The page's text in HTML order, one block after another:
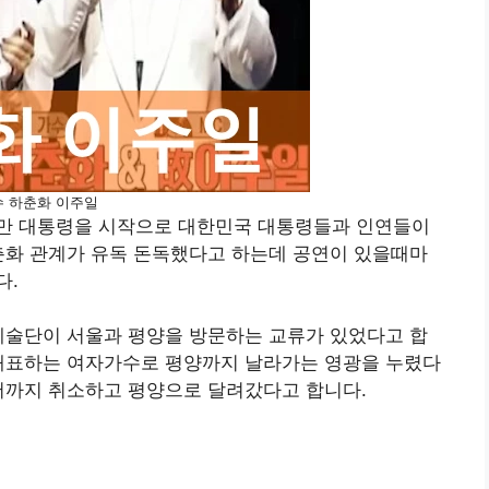
하춘화 이주일
대통령을 시작으로 대한민국 대통령들과 인연들이
관계가 유독 돈독했다고 하는데 공연이 있을때마
.
단이 서울과 평양을 방문하는 교류가 있었다고 합
하는 여자가수로 평양까지 날라가는 영광을 누렸다
지 취소하고 평양으로 달려갔다고 합니다.